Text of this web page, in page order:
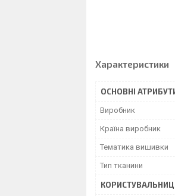
Характеристики
ОСНОВНІ
Виробник
Країна виробник
Тематика вишивки
Тип тканини